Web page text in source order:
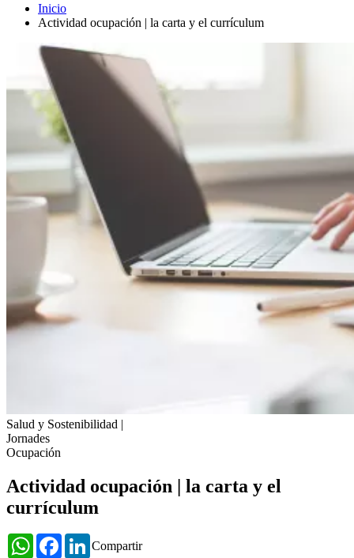
Inicio
Actividad ocupación | la carta y el currículum
Salud y Sostenibilidad |
Jornades
Ocupación
Actividad ocupación | la carta y el
currículum
Compartir
WhatsAppFacebookLinkedIn